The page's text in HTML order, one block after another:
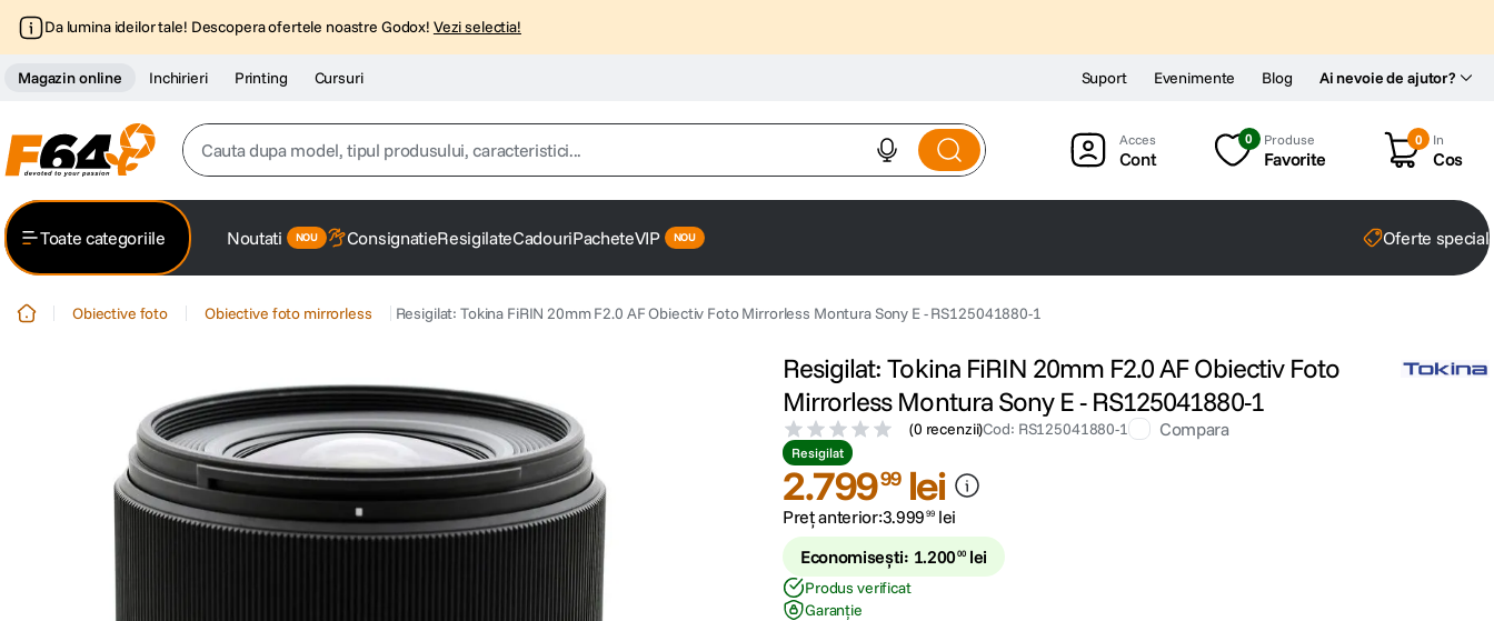
Da lumina ideilor tale! Descopera ofertele noastre Godox! Vezi selectia!
Magazin online Inchirieri Printing Cursuri Ai nevoie de ajutor?
Suport Evenimente Blog
Cauta dupa model, tipul produsului, caracteristici...
2. trepied
4. peak design
lavaliera
6. canon sx740 hs
Cont
0 Produse
Favorite
0 In
Cos
Toate categoriile Noutati ConsignatieResigilateCadouriPacheteVIP Oferte
Obiective foto Obiective foto mirrorless Resigilat: Tokina FiRIN 20mm F2.0 AF Obiectiv Foto Mirrorless Montura Sony E - RS125041880-1
Resigilat: Tokina FiRIN 20mm F2.0 AF Obiectiv Foto
Mirrorless Montura Sony E - RS125041880-1
(0 recenzii)Cod: RS125041880-1 Compara
Resigilat
2.79999 lei
Preț anterior:3.999 99 lei
Economisești: 1.20000 lei
Produs verificat
Garanție